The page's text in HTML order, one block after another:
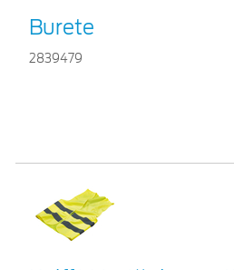
Burete
2839479